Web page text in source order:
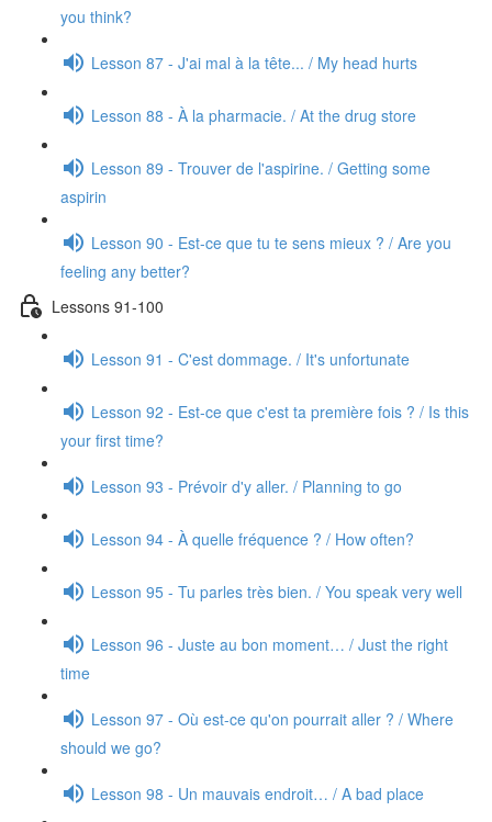
you think?
Lesson 87 - J'ai mal à la tête... / My head hurts
Lesson 88 - À la pharmacie. / At the drug store
Lesson 89 - Trouver de l'aspirine. / Getting some
aspirin
Lesson 90 - Est-ce que tu te sens mieux ? / Are you
feeling any better?
Lessons 91-100
Lesson 91 - C'est dommage. / It's unfortunate
Lesson 92 - Est-ce que c'est ta première fois ? / Is this
your first time?
Lesson 93 - Prévoir d'y aller. / Planning to go
Lesson 94 - À quelle fréquence ? / How often?
Lesson 95 - Tu parles très bien. / You speak very well
Lesson 96 - Juste au bon moment… / Just the right
time
Lesson 97 - Où est-ce qu'on pourrait aller ? / Where
should we go?
Lesson 98 - Un mauvais endroit… / A bad place